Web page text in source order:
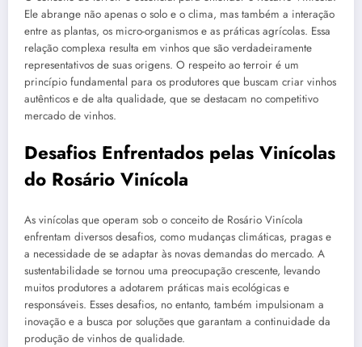
Ele abrange não apenas o solo e o clima, mas também a interação
entre as plantas, os micro-organismos e as práticas agrícolas. Essa
relação complexa resulta em vinhos que são verdadeiramente
representativos de suas origens. O respeito ao terroir é um
princípio fundamental para os produtores que buscam criar vinhos
autênticos e de alta qualidade, que se destacam no competitivo
mercado de vinhos.
Desafios Enfrentados pelas Vinícolas
do Rosário Vinícola
As vinícolas que operam sob o conceito de Rosário Vinícola
enfrentam diversos desafios, como mudanças climáticas, pragas e
a necessidade de se adaptar às novas demandas do mercado. A
sustentabilidade se tornou uma preocupação crescente, levando
muitos produtores a adotarem práticas mais ecológicas e
responsáveis. Esses desafios, no entanto, também impulsionam a
inovação e a busca por soluções que garantam a continuidade da
produção de vinhos de qualidade.